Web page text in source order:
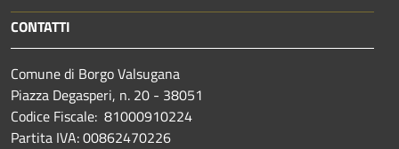
CONTATTI
Comune di Borgo Valsugana
Piazza Degasperi, n. 20 - 38051
Codice Fiscale: 81000910224
Partita IVA: 00862470226